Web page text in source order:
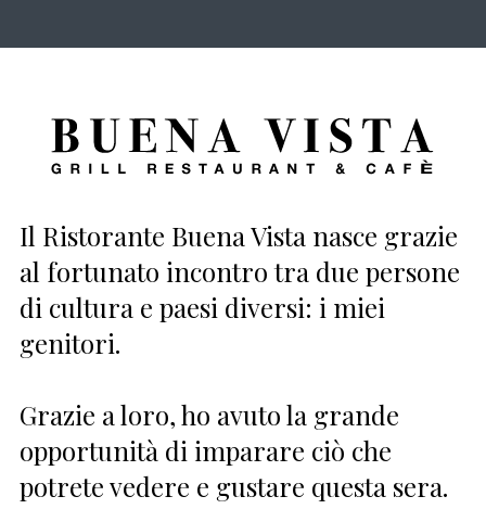
Il Ristorante Buena Vista nasce grazie
al fortunato incontro tra due persone
di cultura e paesi diversi: i miei
genitori.
Grazie a loro, ho avuto la grande
opportunità di imparare ciò che
potrete vedere e gustare questa sera.